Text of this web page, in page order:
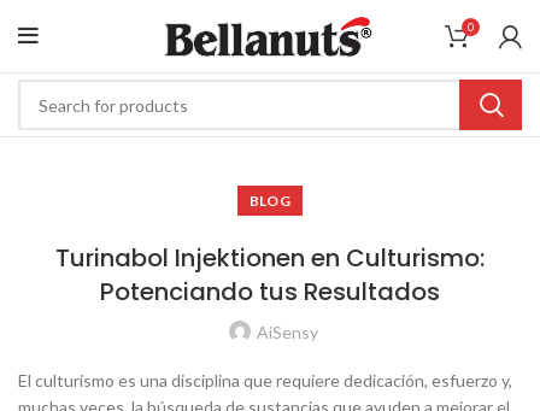
0
BLOG
Turinabol Injektionen en Culturismo:
Potenciando tus Resultados
AiSensy
El culturismo es una disciplina que requiere dedicación, esfuerzo y,
muchas veces, la búsqueda de sustancias que ayuden a mejorar el